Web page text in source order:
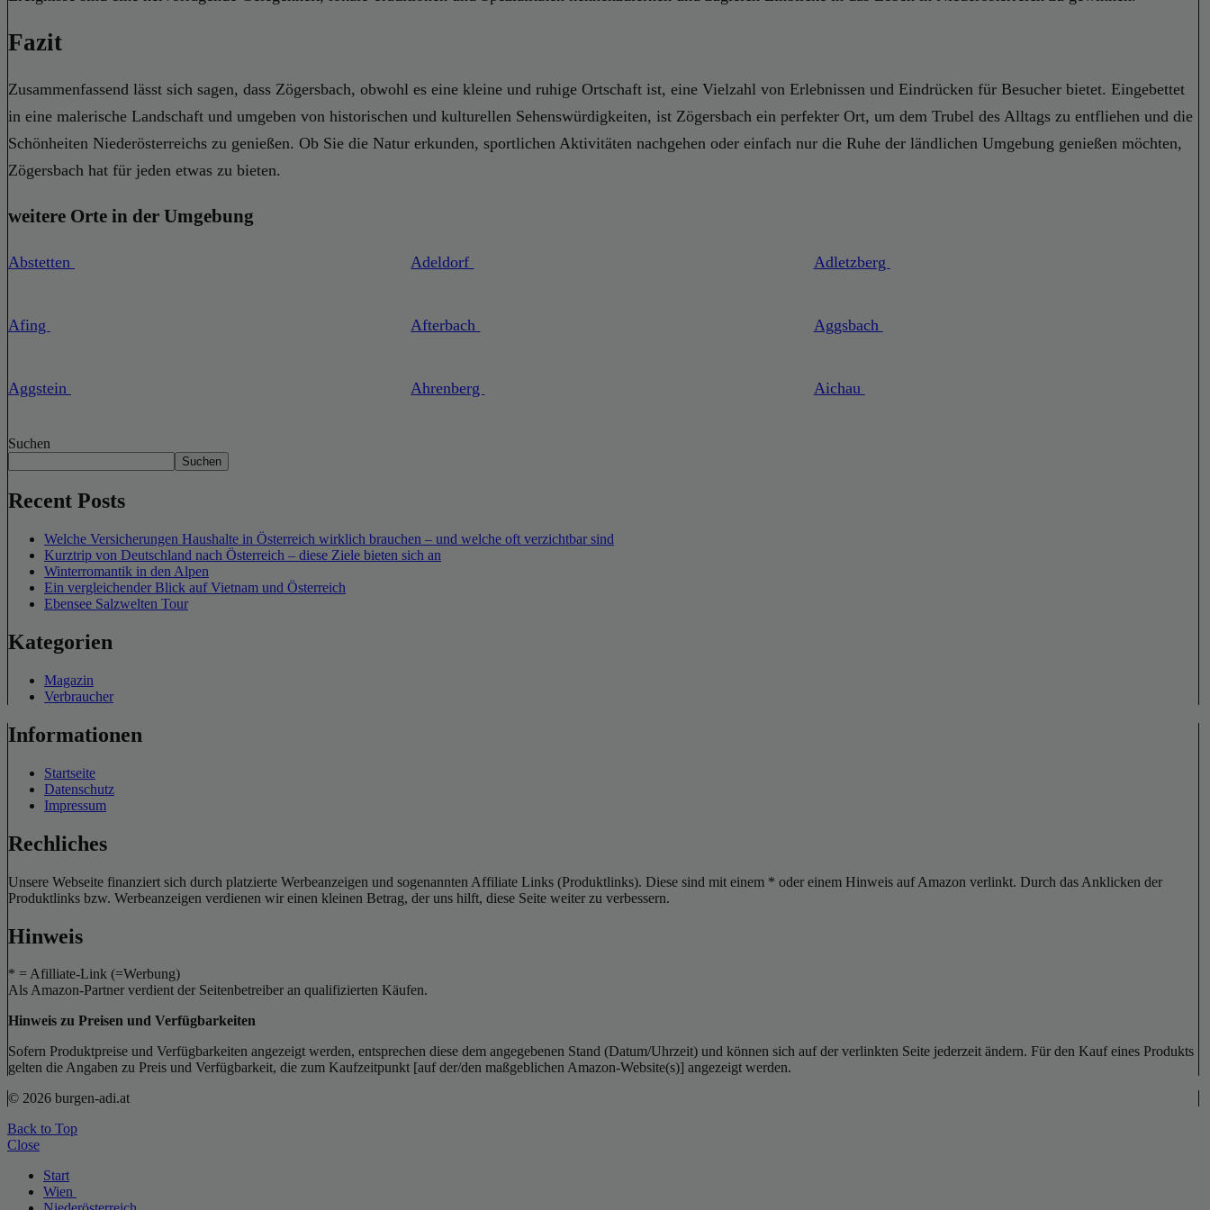
Fazit
Zusammenfassend lässt sich sagen, dass Zögersbach, obwohl es eine kleine und ruhige Ortschaft ist, eine Vielzahl von Erlebnissen und Eindrücken für Besucher bietet. Eingebettet
in eine malerische Landschaft und umgeben von historischen und kulturellen Sehenswürdigkeiten, ist Zögersbach ein perfekter Ort, um dem Trubel des Alltags zu entfliehen und die
Schönheiten Niederösterreichs zu genießen. Ob Sie die Natur erkunden, sportlichen Aktivitäten nachgehen oder einfach nur die Ruhe der ländlichen Umgebung genießen möchten,
Zögersbach hat für jeden etwas zu bieten.
weitere Orte in der Umgebung
Abstetten Adeldorf Adletzberg
Afing Afterbach Aggsbach
Aggstein Ahrenberg Aichau
Suchen
Suchen
Recent Posts
Welche Versicherungen Haushalte in Österreich wirklich brauchen – und welche oft verzichtbar sind
Kurztrip von Deutschland nach Österreich – diese Ziele bieten sich an
Winterromantik in den Alpen
Ein vergleichender Blick auf Vietnam und Österreich
Ebensee Salzwelten Tour
Kategorien
Magazin
Verbraucher
Informationen
Startseite
Datenschutz
Impressum
Rechliches
Unsere Webseite finanziert sich durch platzierte Werbeanzeigen und sogenannten Affiliate Links (Produktlinks). Diese sind mit einem * oder einem Hinweis auf Amazon verlinkt. Durch das Anklicken der
Produktlinks bzw. Werbeanzeigen verdienen wir einen kleinen Betrag, der uns hilft, diese Seite weiter zu verbessern.
Hinweis
* = Afilliate-Link (=Werbung)
Als Amazon-Partner verdient der Seitenbetreiber an qualifizierten Käufen.
Hinweis zu Preisen und Verfügbarkeiten
Sofern Produktpreise und Verfügbarkeiten angezeigt werden, entsprechen diese dem angegebenen Stand (Datum/Uhrzeit) und können sich auf der verlinkten Seite jederzeit ändern. Für den Kauf eines Produkts
gelten die Angaben zu Preis und Verfügbarkeit, die zum Kaufzeitpunkt [auf der/den maßgeblichen Amazon-Website(s)] angezeigt werden.
© 2026 burgen-adi.at
Back to Top
Close
Start
Wien